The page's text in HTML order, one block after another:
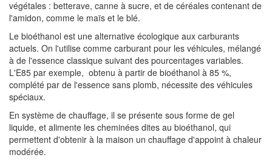
végétales : betterave, canne à sucre, et de céréales contenant de
l'amidon, comme le maïs et le blé.
Le bioéthanol est une alternative écologique aux carburants
actuels. On l'utilise comme carburant pour les véhicules, mélangé
à de l'essence classique suivant des pourcentages variables.
L'E85 par exemple, obtenu à partir de bioéthanol à 85 %,
complété par de l'essence sans plomb, nécessite des véhicules
spéciaux.
En système de chauffage, il se présente sous forme de gel
liquide, et alimente les cheminées dites au bioéthanol, qui
permettent d'obtenir à la maison un chauffage d'appoint à chaleur
modérée.